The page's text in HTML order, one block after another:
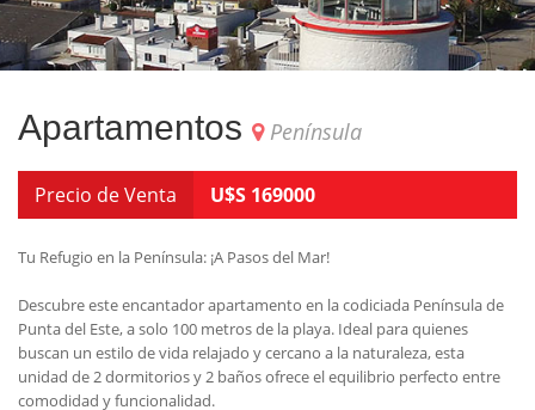
Apartamentos Península
Precio de Venta U$S 169000
Tu Refugio en la Península: ¡A Pasos del Mar!
Descubre este encantador apartamento en la codiciada Península de
Punta del Este, a solo 100 metros de la playa. Ideal para quienes
buscan un estilo de vida relajado y cercano a la naturaleza, esta
unidad de 2 dormitorios y 2 baños ofrece el equilibrio perfecto entre
comodidad y funcionalidad.